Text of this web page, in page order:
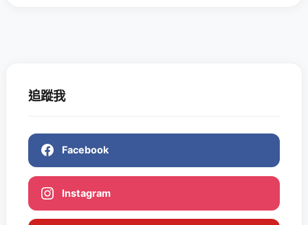
追蹤我
Facebook
Instagram